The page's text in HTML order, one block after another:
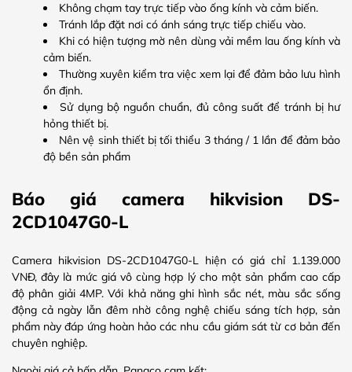
Không chạm tay trực tiếp vào ống kính và cảm biến.
Tránh lắp đặt nơi có ánh sáng trực tiếp chiếu vào.
Khi có hiện tượng mờ nên dùng vải mềm lau ống kính và
cảm biến.
Thường xuyên kiểm tra việc xem lại để đảm bảo lưu hình
ổn định.
Sử dụng bộ nguồn chuẩn, đủ công suất để tránh bị hư
hỏng thiết bị.
Nên vệ sinh thiết bị tối thiểu 3 tháng / 1 lần để đảm bảo
độ bền sản phẩm
Báo giá camera hikvision DS-
2CD1047G0-L
Camera hikvision DS-2CD1047G0-L hiện có giá chỉ 1.139.000
VNĐ, đây là mức giá vô cùng hợp lý cho một sản phẩm cao cấp
độ phân giải 4MP. Với khả năng ghi hình sắc nét, màu sắc sống
động cả ngày lẫn đêm nhờ công nghệ chiếu sáng tích hợp, sản
phẩm này đáp ứng hoàn hảo các nhu cầu giám sát từ cơ bản đến
chuyên nghiệp.